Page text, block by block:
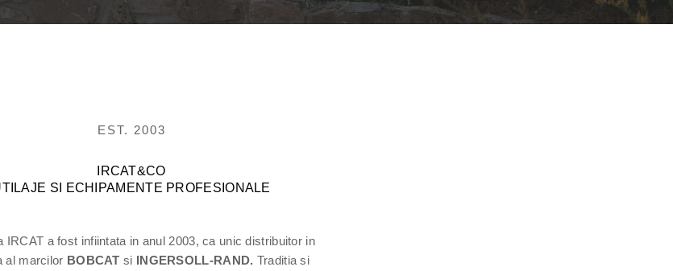
EST. 2003
IRCAT&CO
SI ECHIPAMENTE PROFESIONALE
IRCAT a fost infiintata in anul 2003, ca unic distribuitor in
al marcilor BOBCAT si INGERSOLL-RAND. Traditia si